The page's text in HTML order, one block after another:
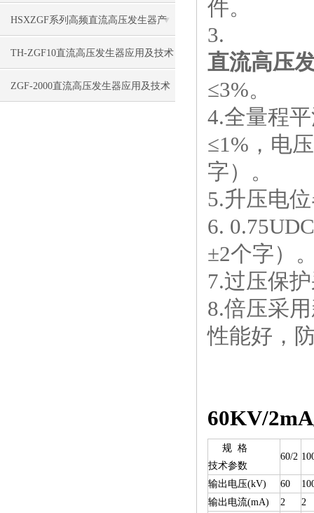
HSXZGF系列高频直流高压发生器产
品特点
TH-ZGF10直流高压发生器应用及技术
特点
ZGF-2000直流高压发生器应用及技术
件。
3.
直流高压
≤3%。
4.全量程
≤1%，电
字）。
5.升压电
6.
±2个字）
7.过压保
8.倍压采
性能好，
60KV/
规 格
技术参数
60/2
输出电压(kV) 60
输出电流(mA)
2
2